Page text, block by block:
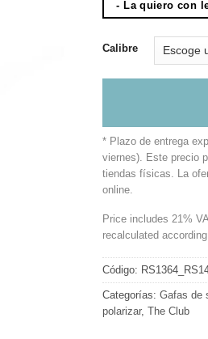
- La quiero con
Calibre
* Plazo de entrega
viernes). Este precio
tiendas físicas. La
online.
Price includes 21%
recalculated
Código:
Categorías: Gafas de
polarizar, The Club